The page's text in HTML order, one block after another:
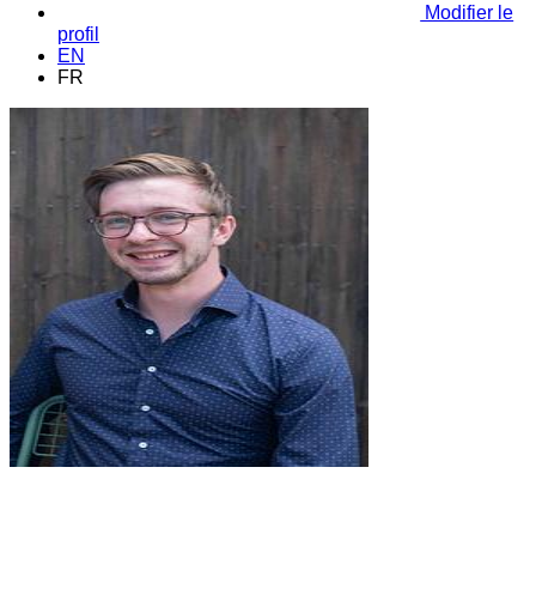
Modifier le
profil
EN
FR